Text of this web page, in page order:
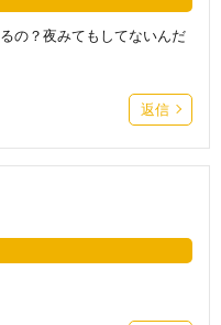
の？夜みてもしてないんだ
返信